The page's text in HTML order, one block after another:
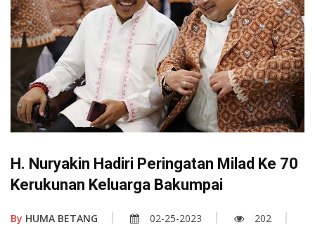
H. Nuryakin Hadiri Peringatan Milad Ke 70
Kerukunan Keluarga Bakumpai
By HUMA BETANG 02-25-2023
202